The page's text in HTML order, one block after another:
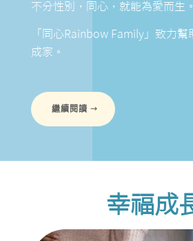
不分性別，同心，就能為愛而生。
「同心Rainbow Family」致力幫
成家。
繼續閱讀
幸福成